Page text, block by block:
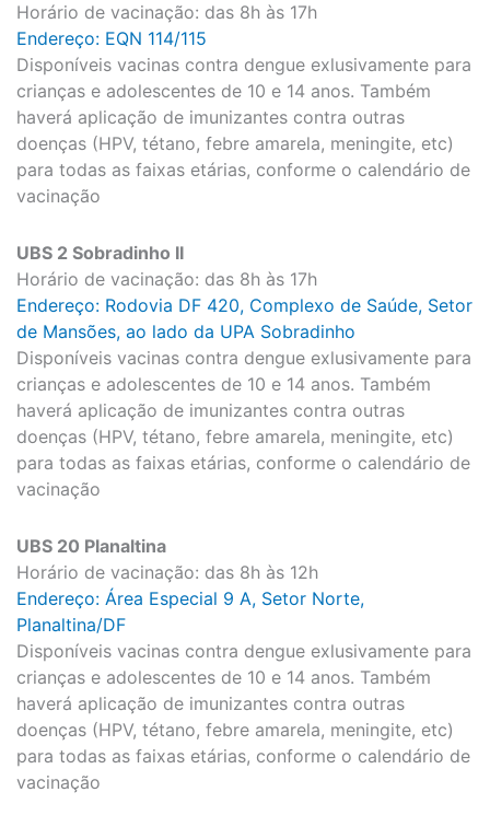
Horário de vacinação: das 8h às 17h
Endereço: EQN 114/115
Disponíveis vacinas contra dengue exlusivamente para
crianças e adolescentes de 10 e 14 anos. Também
haverá aplicação de imunizantes contra outras
doenças (HPV, tétano, febre amarela, meningite, etc)
para todas as faixas etárias, conforme o calendário de
vacinação
UBS 2 Sobradinho II
Horário de vacinação: das 8h às 17h
Endereço: Rodovia DF 420, Complexo de Saúde, Setor
de Mansões, ao lado da UPA Sobradinho
Disponíveis vacinas contra dengue exlusivamente para
crianças e adolescentes de 10 e 14 anos. Também
haverá aplicação de imunizantes contra outras
doenças (HPV, tétano, febre amarela, meningite, etc)
para todas as faixas etárias, conforme o calendário de
vacinação
UBS 20 Planaltina
Horário de vacinação: das 8h às 12h
Endereço: Área Especial 9 A, Setor Norte,
Planaltina/DF
Disponíveis vacinas contra dengue exlusivamente para
crianças e adolescentes de 10 e 14 anos. Também
haverá aplicação de imunizantes contra outras
doenças (HPV, tétano, febre amarela, meningite, etc)
para todas as faixas etárias, conforme o calendário de
vacinação